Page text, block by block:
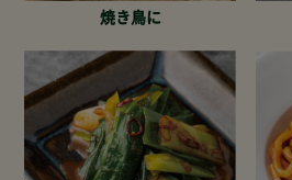
焼き鳥に